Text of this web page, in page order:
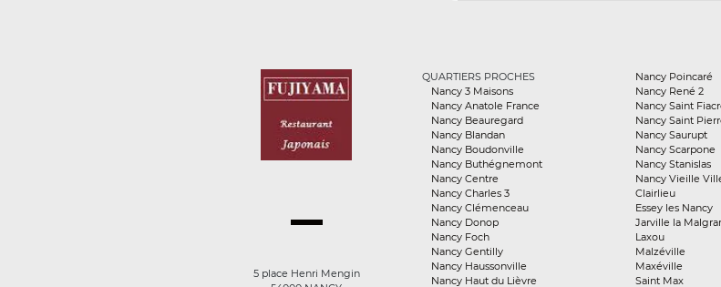
5 place Henri Mengin
QUARTIERS PROCHES
Nancy 3 Maisons
Nancy Anatole France
Nancy Beauregard
Nancy Blandan
Nancy Boudonville
Nancy Buthégnemont
Nancy Centre
Nancy Charles 3
Nancy Clémenceau
Nancy Donop
Nancy Foch
Nancy Gentilly
Nancy Haussonville
Nancy Haut du Lièvre
Nancy Poincaré
Nancy René 2
Nancy Saint
Nancy Saint
Nancy Saurupt
Nancy Scarpone
Nancy Stanislas
Nancy Vieille
Clairlieu
Essey les Nancy
Jarville la
Laxou
Malzéville
Maxéville
Saint Max